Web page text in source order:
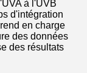
à l'UVB
d'intégration
en charge
des données
des résultats